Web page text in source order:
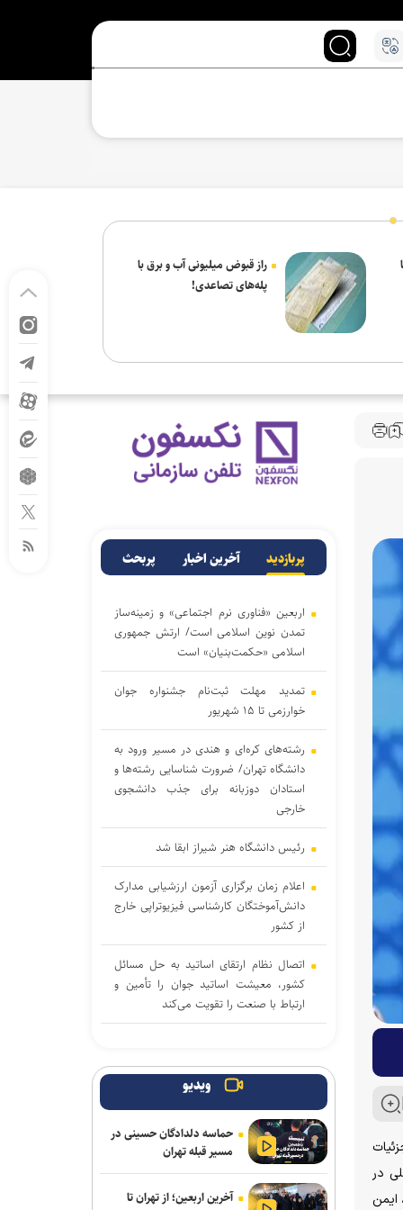
راز قبوض میلیونی آب و برق با
پله‌های تصاعدی!
در سطح ستاد و راه‌اندازی ۵ ستاد اصلی در
ایمن
پربازدید آخرین اخبار پربحث
اربعین «فناوری نرم اجتماعی» و زمینه‌ساز
تمدن نوین اسلامی است/ ارتش جمهوری
اسلامی «حکمت‌بنیان» است
تمدید مهلت ثبت‌نام جشنواره جوان
خوارزمی تا ۱۵ شهریور
رشته‌های کره‌ای و هندی در مسیر ورود به
دانشگاه تهران/ ضرورت شناسایی رشته‌ها و
استادان دوزبانه برای جذب دانشجوی
خارجی
رئیس دانشگاه هنر شیراز ابقا شد
اعلام زمان برگزاری آزمون ارزشیابی مدارک
دانش‌آموختگان کارشناسی فیزیوتراپی خارج
از کشور
اتصال نظام ارتقای اساتید به حل مسائل
کشور، معیشت اساتید جوان را تأمین و
ارتباط با صنعت را تقویت می‌کند
کشورهای نوظهور در کمین صندلی‌های
ایران/ اگر کرسی‌های بین‌المللی را خالی
بگذاریم، جایگزین می‌شویم
ویدیو
حماسه دلدادگان حسینی در
مسیر قبله تهران
آخرین اربعین؛ از تهران تا